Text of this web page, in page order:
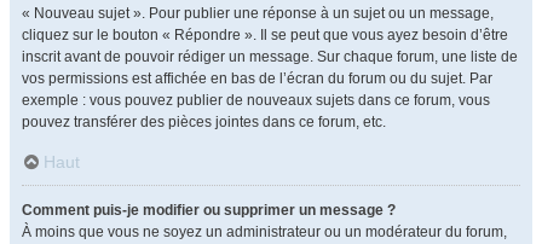
« Nouveau sujet ». Pour publier une réponse à un sujet ou un message,
cliquez sur le bouton « Répondre ». Il se peut que vous ayez besoin d’être
inscrit avant de pouvoir rédiger un message. Sur chaque forum, une liste de
vos permissions est affichée en bas de l’écran du forum ou du sujet. Par
exemple : vous pouvez publier de nouveaux sujets dans ce forum, vous
pouvez transférer des pièces jointes dans ce forum, etc.
Haut
Comment puis-je modifier ou supprimer un message ?
À moins que vous ne soyez un administrateur ou un modérateur du forum,